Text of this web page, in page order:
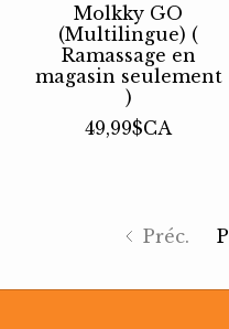
Molkky GO
(Multilingue) (
Ramassage en
magasin seulement
)
49,99$CA
Préc.